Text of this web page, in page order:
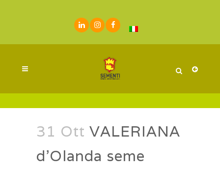
31 Ott VALERIANA
d’Olanda seme